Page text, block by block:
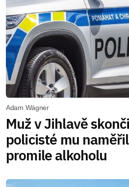
Adam Wágner
Muž v Jihlavě
policisté mu
promile alkoholu